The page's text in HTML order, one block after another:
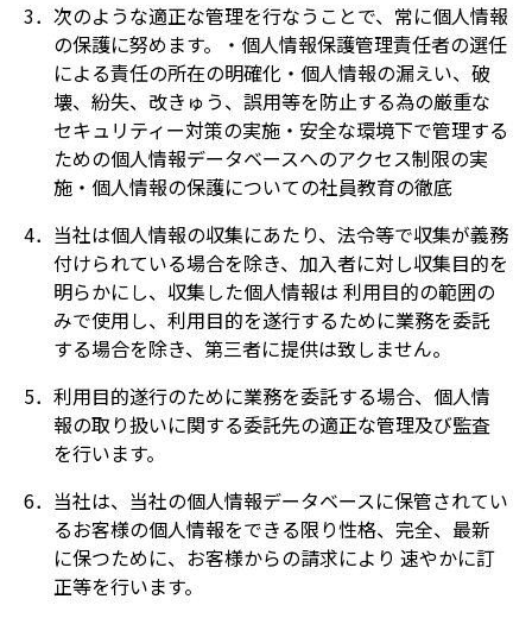
3．次のような適正な管理を行なうことで、常に個人情報
の保護に努めます。・個人情報保護管理責任者の選任
による責任の所在の明確化・個人情報の漏えい、破
壊、紛失、改きゅう、誤用等を防止する為の厳重な
セキュリティー対策の実施・安全な環境下で管理する
ための個人情報データベースへのアクセス制限の実
施・個人情報の保護についての社員教育の徹底
4．当社は個人情報の収集にあたり、法令等で収集が義務
付けられている場合を除き、加入者に対し収集目的を
明らかにし、収集した個人情報は 利用目的の範囲の
みで使用し、利用目的を遂行するために業務を委託
する場合を除き、第三者に提供は致しません。
5．利用目的遂行のために業務を委託する場合、個人情
報の取り扱いに関する委託先の適正な管理及び監査
を行います。
6．当社は、当社の個人情報データベースに保管されてい
るお客様の個人情報をできる限り性格、完全、最新
に保つために、お客様からの請求により 速やかに訂
正等を行います。